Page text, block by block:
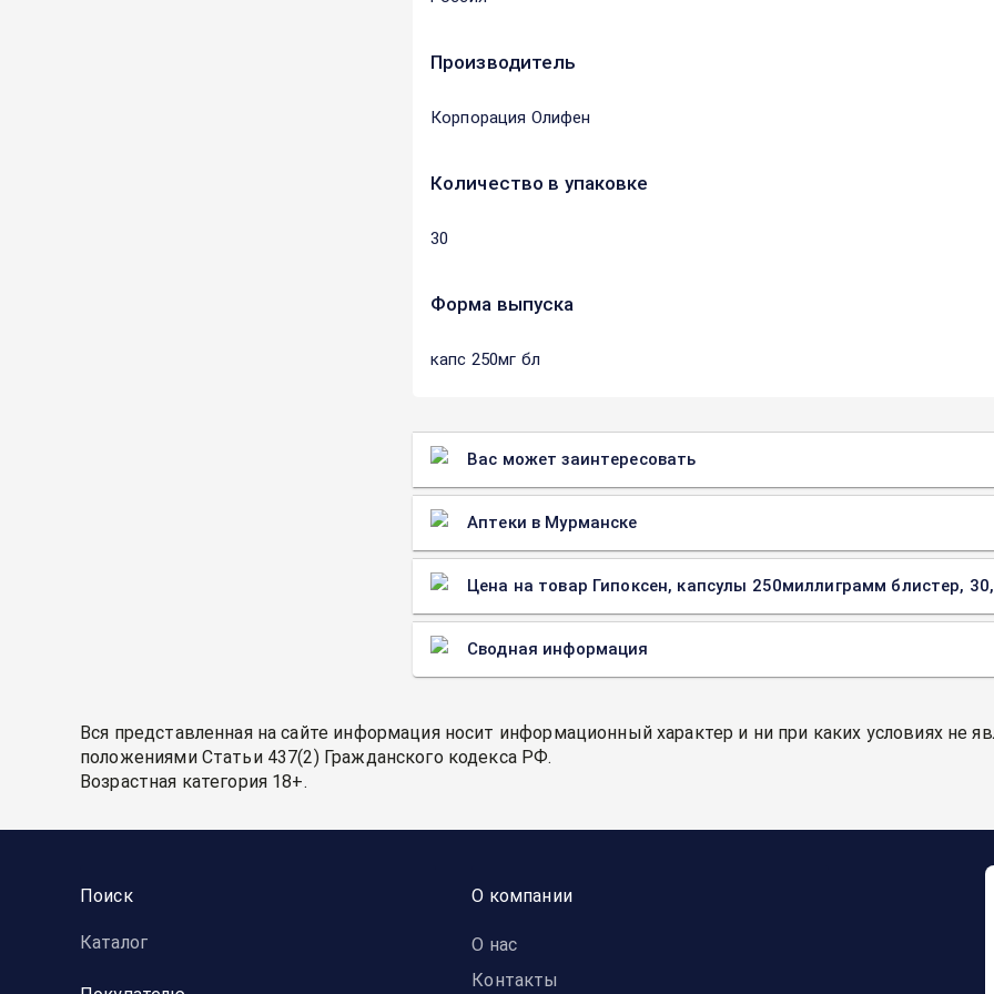
Производитель
Корпорация Олифен
Количество в упаковке
30
Форма выпуска
капс 250мг бл
Вас может заинтересовать
Аптеки в Мурманске
Цена на товар Гипоксен, капсулы 250миллиграмм блистер,
Сводная информация
Вся представленная на сайте информация носит информационный характер и ни при каких условиях не
положениями Статьи 437(2) Гражданского кодекса РФ.
Возрастная категория 18+.
Поиск
Каталог
О компании
О нас
Контакты